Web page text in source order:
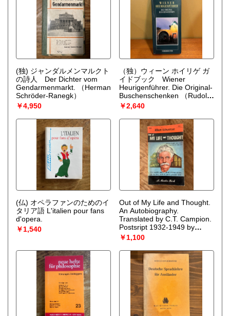
(独) ジャンダルメンマルクト
の詩人 Der Dichter vom
Gendarmenmarkt.
（Herman
Schröder-Ranegk）
￥4,950
（独）ウィーン ホイリゲ ガ
イドブック Wiener
Heurigenführer. Die Original-
Buschenschenken
（Rudolf
Steurer）
￥2,640
(仏) オペラファンのためのイ
タリア語 L'italien pour fans
d'opera.
￥1,540
Out of My Life and Thought.
An Autobiography.
Translated by C.T. Campion.
Postsript 1932-1949 by
Everett Skillings.
Schweitzer）
￥1,100